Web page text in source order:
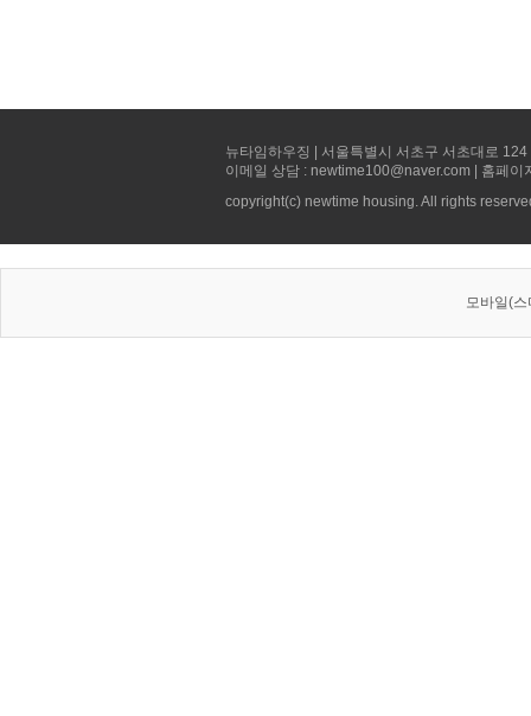
뉴타임하우징 | 서울특별시 서초구 서초대로
이메일 상담 : newtime100@naver.com | 홈페
copyright(c) newtime housing. All rights
모바일(